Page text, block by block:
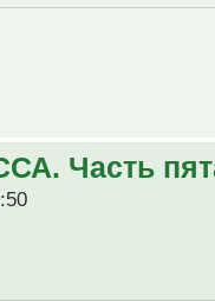
Часть